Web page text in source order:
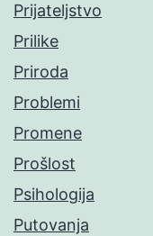
Prijateljstvo
Prilike
Priroda
Problemi
Promene
Prošlost
Psihologija
Putovanja